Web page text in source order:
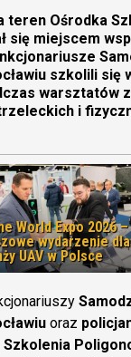
teren Ośrodka
się miejscem
szkolili się
warsztatów
i
World Expo 2026 –
wydarzenie dla
UAV w Polsce
oraz
Szkolenia